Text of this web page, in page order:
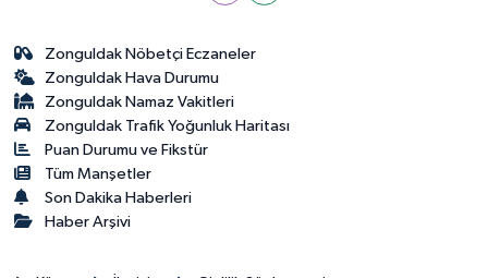
Zonguldak Nöbetçi Eczaneler
Zonguldak Hava Durumu
Zonguldak Namaz Vakitleri
Zonguldak Trafik Yoğunluk Haritası
Puan Durumu ve Fikstür
Tüm Manşetler
Son Dakika Haberleri
Haber Arşivi